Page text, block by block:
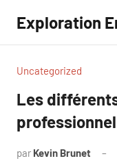
contenu
Exploration
Uncategorized
Les
par Kevin Brunet